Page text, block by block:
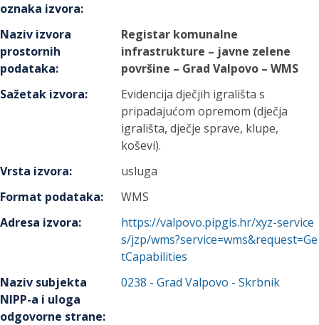
oznaka izvora:
Naziv izvora
prostornih
podataka:
Registar komunalne
infrastrukture – javne zelene
površine – Grad Valpovo – WMS
Sažetak izvora:
Evidencija dječjih igrališta s
pripadajućom opremom (dječja
igrališta, dječje sprave, klupe,
koševi).
Vrsta izvora:
usluga
Format podataka:
WMS
Adresa izvora:
https://valpovo.pipgis.hr/xyz-service
s/jzp/wms?service=wms&request=Ge
tCapabilities
Naziv subjekta
NIPP-a i uloga
odgovorne strane:
0238 -Grad Valpovo - Skrbnik